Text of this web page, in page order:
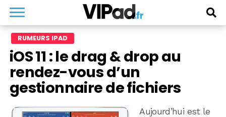
RUMEURS IPAD
iOS 11 : le drag & drop au
rendez-vous d’un
gestionnaire de fichiers
Aujourd’hui est le